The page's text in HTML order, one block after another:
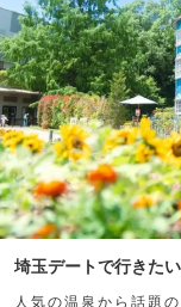
埼玉デートで行きた
人気の温泉から話題